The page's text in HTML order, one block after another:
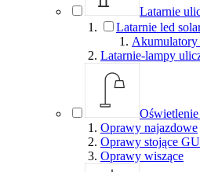
Latarnie
Latarnie led
Akumulatory
Latarnie-lampy
Oprawy najazdowe
Oprawy stojące
Oprawy wiszące